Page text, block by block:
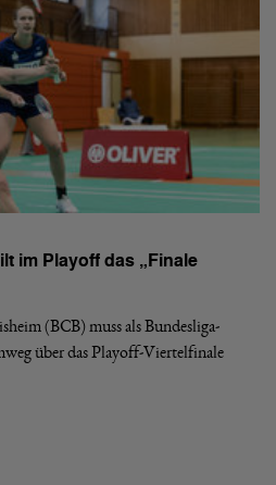
im Playoff das „Finale
(BCB) muss als Bundesliga-
über das Playoff-Viertelfinale